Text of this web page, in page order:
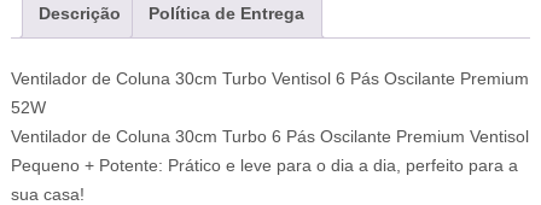
Descrição Política de Entrega
Ventilador de Coluna 30cm Turbo Ventisol 6 Pás Oscilante Premium
52W
Ventilador de Coluna 30cm Turbo 6 Pás Oscilante Premium Ventisol
Pequeno + Potente: Prático e leve para o dia a dia, perfeito para a
sua casa!